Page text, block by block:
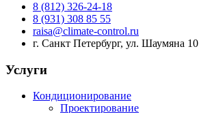
8 (812) 326-24-18
8 (931) 308 85 55
raisa@climate-control.ru
г. Санкт Петербург, ул. Шаумяна 10
Услуги
Кондиционирование
Проектирование